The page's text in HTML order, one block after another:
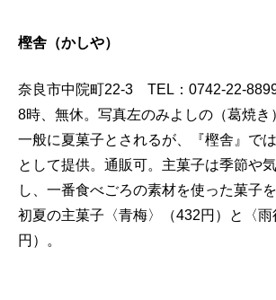
樫舎（かしや）
奈良市中院町22-3 TEL：0742-22-
8時、無休。写真左のみよしの（葛焼き
一般に夏菓子とされるが、『樫舎』で
として提供。通販可。主菓子は季節や
し、一番食べごろの素材を使った菓子
初夏の主菓子〈青梅〉（432円）と〈
円）。